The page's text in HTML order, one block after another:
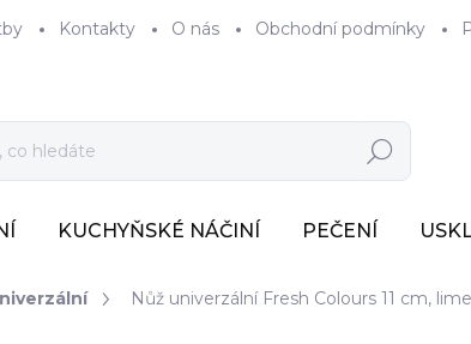
Kontakty O nás Obchodní podmínky
Hledat
KUCHYŇSKÉ NÁČINÍ PEČENÍ
Nůž univerzální Fresh Colours 11 cm,